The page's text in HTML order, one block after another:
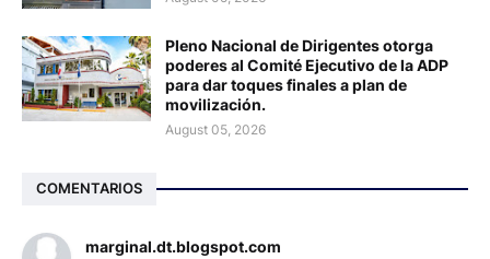
Pleno Nacional de Dirigentes otorga
poderes al Comité Ejecutivo de la ADP
para dar toques finales a plan de
movilización.
August 05, 2026
COMENTARIOS
marginal.dt.blogspot.com